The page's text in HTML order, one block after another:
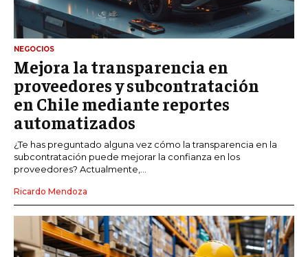
NEGOCIOS
Mejora la transparencia en
proveedores y subcontratación
en Chile mediante reportes
automatizados
¿Te has preguntado alguna vez cómo la transparencia en la
subcontratación puede mejorar la confianza en los
proveedores? Actualmente,...
Ricardo Mendoza